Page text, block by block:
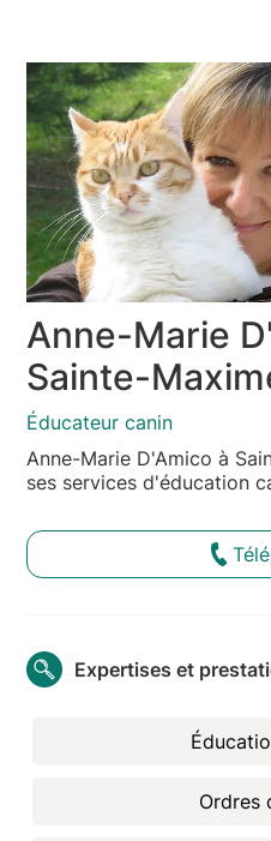
Anne-Marie
Sainte-
Éducateur canin
Anne-Marie D'Amico à
ses services d'éducation
Expertises et
Ordres